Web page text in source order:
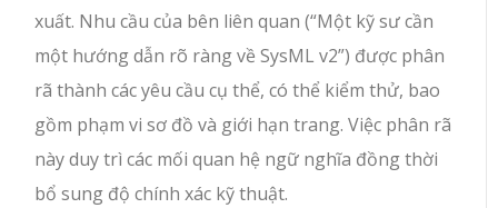
xuất. Nhu cầu của bên liên quan (“Một kỹ sư cần
một hướng dẫn rõ ràng về SysML v2”) được phân
rã thành các yêu cầu cụ thể, có thể kiểm thử, bao
gồm phạm vi sơ đồ và giới hạn trang. Việc phân rã
này duy trì các mối quan hệ ngữ nghĩa đồng thời
bổ sung độ chính xác kỹ thuật.